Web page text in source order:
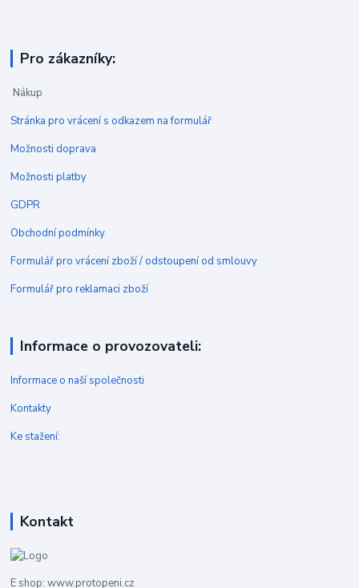
Pro zákazníky:
Nákup
Stránka pro vrácení s odkazem na formulář
Možnosti doprava
Možnosti platby
GDPR
Obchodní podmínky
Formulář pro vrácení zboží / odstoupení od smlouvy
Formulář pro reklamaci zboží
Informace o provozovateli:
Informace o naší společnosti
Kontakty
Ke stažení:
Kontakt
E shop: www.protopeni.cz